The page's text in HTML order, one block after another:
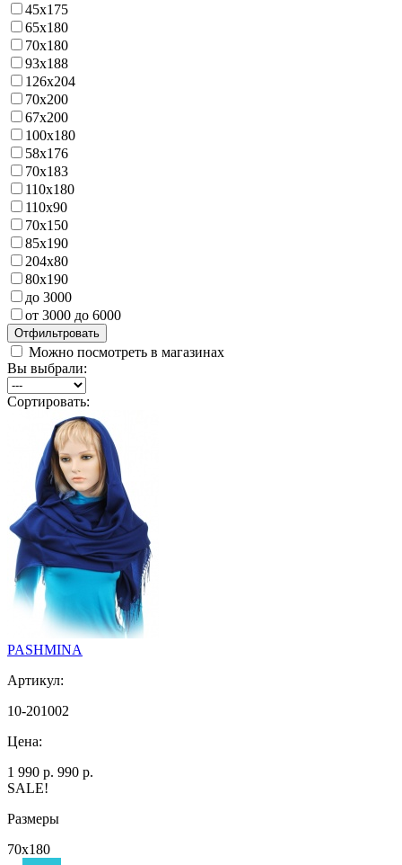
45х175
65х180
70х180
93х188
126х204
70х200
67х200
100х180
58х176
70х183
110х180
110х90
70х150
85х190
204х80
80х190
до 3000
от 3000 до 6000
Можно посмотреть в магазинах
Вы выбрали:
Сортировать:
PASHMINA
Артикул:
10-201002
Цена:
1 990 р. 990 р.
SALE!
Размеры
70х180